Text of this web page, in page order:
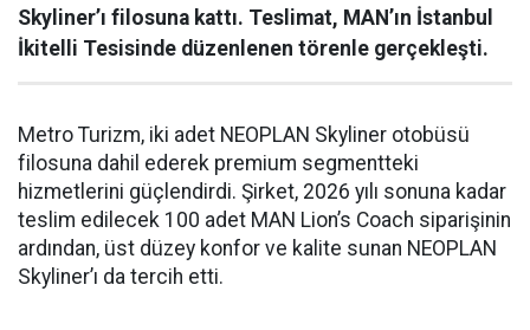
Skyliner’ı filosuna kattı. Teslimat, MAN’ın İstanbul
İkitelli Tesisinde düzenlenen törenle gerçekleşti.
Metro Turizm, iki adet NEOPLAN Skyliner otobüsü
filosuna dahil ederek premium segmentteki
hizmetlerini güçlendirdi. Şirket, 2026 yılı sonuna kadar
teslim edilecek 100 adet MAN Lion’s Coach siparişinin
ardından, üst düzey konfor ve kalite sunan NEOPLAN
Skyliner’ı da tercih etti.